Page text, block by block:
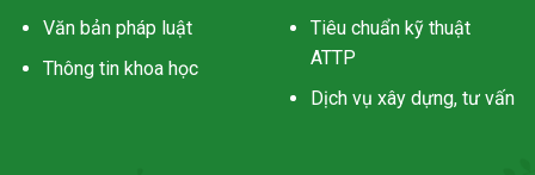
Văn bản pháp luật
Thông tin khoa học
Tiêu chuẩn kỹ thuật
ATTP
Dịch vụ xây dựng, tư vấn